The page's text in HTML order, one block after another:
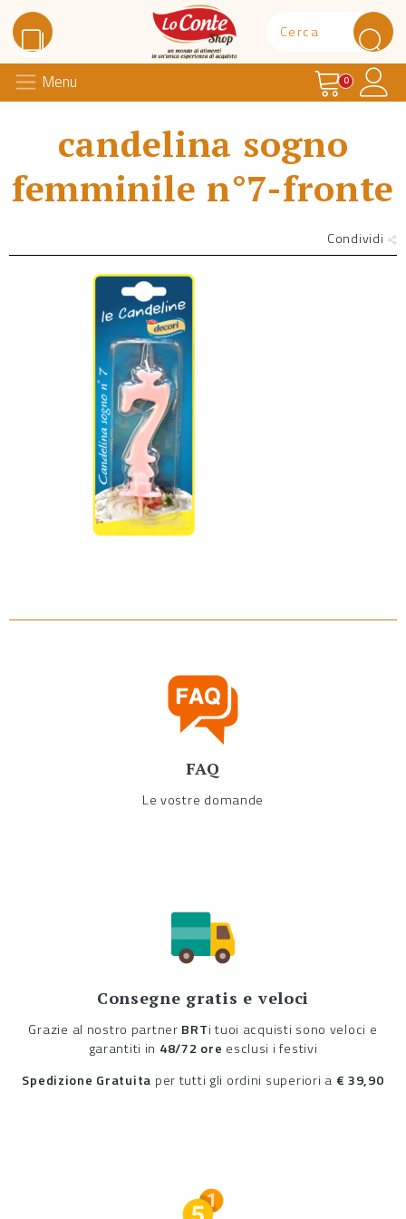
Lo Conte Shop
Menu Carrello
0
candelina sogno
femminile n°7-fronte
Condividi
FAQ
Le vostre domande
Consegne gratis e veloci
Grazie al nostro partner BRTi tuoi acquisti sono veloci e
garantiti in 48/72 ore esclusi i festivi
Spedizione Gratuita per tutti gli ordini superiori a € 39,90